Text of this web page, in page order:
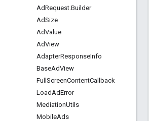
AdRequest.Builder
AdSize
AdValue
AdView
AdapterResponseInfo
BaseAdView
Full ScreenContentCallback
LoadAdError
MediationUtils
MobileAds